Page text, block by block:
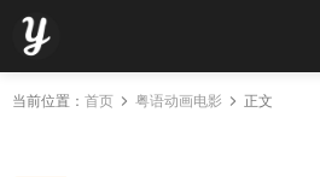
当前位置： 首页 粤语动画电影 正文